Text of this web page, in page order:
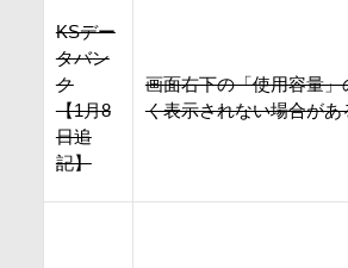
KSデー
タバン
ク
【1月8
日追
記】
画面右下の「使用容量」
く表示されない場合があ